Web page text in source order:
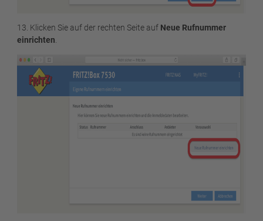
13. Klicken Sie auf der rechten Seite auf Neue Rufnummer
einrichten